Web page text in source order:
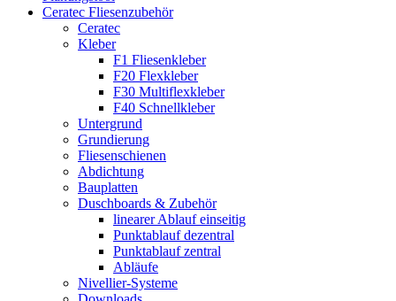
Ceratec Fliesenzubehör
Ceratec
Kleber
F1 Fliesenkleber
F20 Flexkleber
F30 Multiflexkleber
F40 Schnellkleber
Untergrund
Grundierung
Fliesenschienen
Abdichtung
Bauplatten
Duschboards & Zubehör
linearer Ablauf einseitig
Punktablauf dezentral
Punktablauf zentral
Abläufe
Nivellier-Systeme